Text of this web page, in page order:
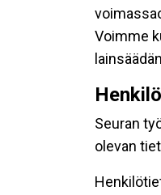
Voimme
Seuran
olevan